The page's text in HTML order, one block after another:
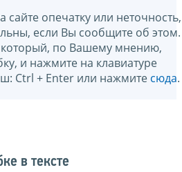
сайте опечатку или неточность,
если Вы сообщите об этом.
который, по Вашему мнению,
и нажмите на клавиатуре
Ctrl + Enter или нажмите сюда.
в тексте